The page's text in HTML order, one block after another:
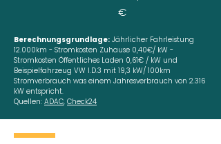
€
Berechnungsgrundlage: Jährlicher Fahrleistung
12.000km - Stromkosten Zuhause 0,40€/ kW -
Stromkosten Öffentliches Laden 0,61€ / kW und
Beispielfahrzeug VW I.D.3 mit 19,3 kW/ 100km
Stromverbrauch was einem Jahresverbrauch von 2.316
kW entspricht.
Quellen: ADAC, Check24